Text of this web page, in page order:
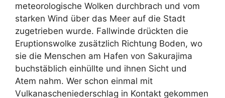
meteorologische Wolken durchbrach und vom
starken Wind über das Meer auf die Stadt
zugetrieben wurde. Fallwinde drückten die
Eruptionswolke zusätzlich Richtung Boden, wo
sie die Menschen am Hafen von Sakurajima
buchstäblich einhüllte und ihnen Sicht und
Atem nahm. Wer schon einmal mit
Vulkanascheniederschlag in Kontakt gekommen